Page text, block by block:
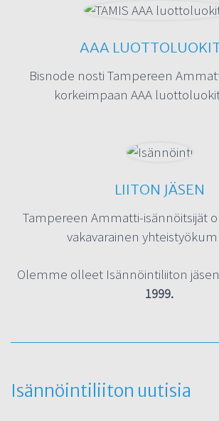
AAA
Bisnode nosti Tampereen
korkeimpaan AAA
LIITON JÄSEN
Tampereen Ammatti-isännöitsijät
vakavarainen
Olemme olleet Isännöintiliiton
1999.
Isännöintiliiton uutisia